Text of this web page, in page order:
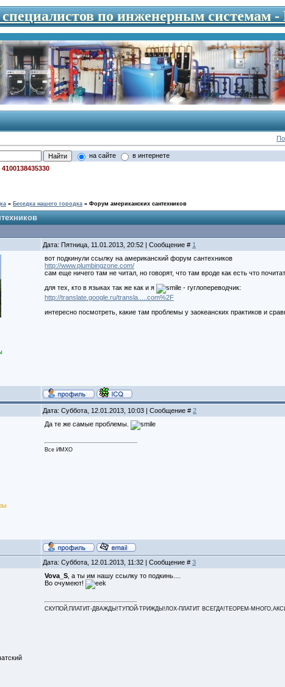
специалистов по инженерным
на сайте в интернете
» Беседка нашего городка » Форум американских сантехников
Дата: Пятница, 11.01.2013, 20:52 | Сообщение # 1
вот подкинули ссылку на американский форум сантехников
http://www.plumbingzone.com/
сам еще ничего там не читал, но говорят, что там вроде как есть что
для тех, кто в языках так же как и я
- гуглопереводчик:
http://translate.google.ru/transla.....com%2F
интересно посмотреть, какие там проблемы у заокеанских практиков и
Дата: Суббота, 12.01.2013, 10:03 | Сообщение # 2
Да те же самые проблемы.
Все ИМХО
Дата: Суббота, 12.01.2013, 11:32 | Сообщение # 3
Vova_S, а ты им нашу ссылку то подкинь....
Во очумеют!
СКУПОЙ,ПЛАТИТ-ДВАЖДЫ!ТУПОЙ-ТРИЖДЫ!ЛОХ-ПЛАТИТ ВСЕГДА!ТЕОРЕМ-